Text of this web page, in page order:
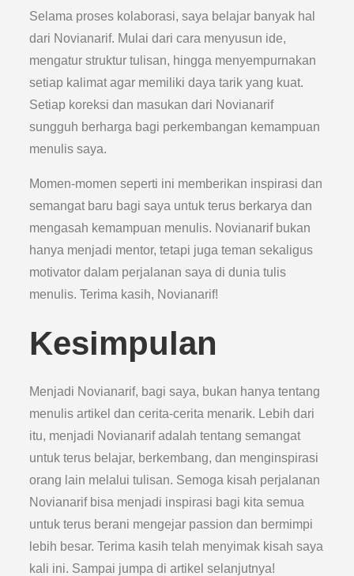
Selama proses kolaborasi, saya belajar banyak hal
dari Novianarif. Mulai dari cara menyusun ide,
mengatur struktur tulisan, hingga menyempurnakan
setiap kalimat agar memiliki daya tarik yang kuat.
Setiap koreksi dan masukan dari Novianarif
sungguh berharga bagi perkembangan kemampuan
menulis saya.
Momen-momen seperti ini memberikan inspirasi dan
semangat baru bagi saya untuk terus berkarya dan
mengasah kemampuan menulis. Novianarif bukan
hanya menjadi mentor, tetapi juga teman sekaligus
motivator dalam perjalanan saya di dunia tulis
menulis. Terima kasih, Novianarif!
Kesimpulan
Menjadi Novianarif, bagi saya, bukan hanya tentang
menulis artikel dan cerita-cerita menarik. Lebih dari
itu, menjadi Novianarif adalah tentang semangat
untuk terus belajar, berkembang, dan menginspirasi
orang lain melalui tulisan. Semoga kisah perjalanan
Novianarif bisa menjadi inspirasi bagi kita semua
untuk terus berani mengejar passion dan bermimpi
lebih besar. Terima kasih telah menyimak kisah saya
kali ini. Sampai jumpa di artikel selanjutnya!